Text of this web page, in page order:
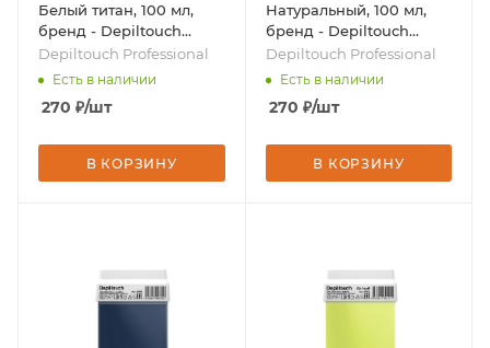
Белый титан, 100 мл,
бренд - Depiltouch
Professional
Depiltouch Professional
Есть в наличии
270 ₽/шт
В КОРЗИНУ
Натуральный, 100 мл,
бренд - Depiltouch
Professional
Depiltouch Professional
Есть в наличии
270 ₽/шт
В КОРЗИНУ